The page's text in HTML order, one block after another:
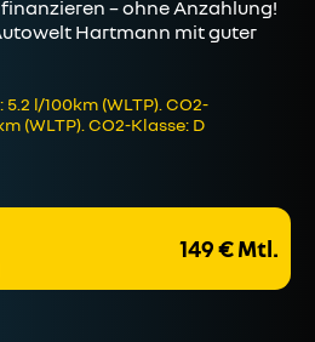
– ohne Anzahlung!
Hartmann mit guter
l/100km (WLTP). CO2-
(WLTP). CO2-Klasse: D
149 € Mtl.